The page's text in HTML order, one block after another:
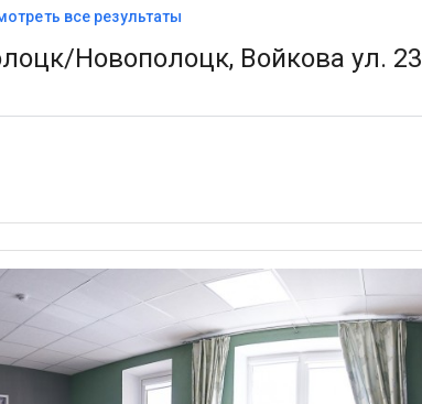
все результаты
Новополоцк, Войкова ул. 23